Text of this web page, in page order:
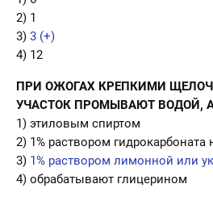
2) 1
3) 3 (+)
4) 12
ПРИ ОЖОГАХ КРЕПКИМИ
УЧАСТОК ПРОМЫВАЮТ ВОДОЙ,
1) этиловым спиртом
2) 1% раствором гидрокарбоната
3) 1% раствором лимонной или
4) обрабатывают глицерином